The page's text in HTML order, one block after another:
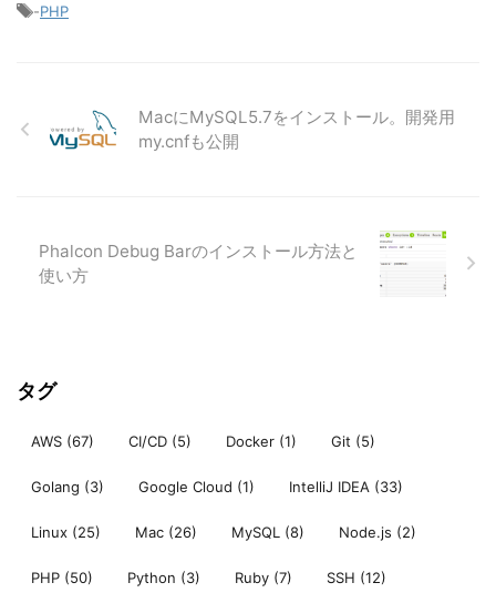
-PHP
MacにMySQL5.7をインストール。開発用
my.cnfも公開
Phalcon Debug Barのインストール方法と
使い方
タグ
AWS (67) CI/CD (5) Docker (1) Git (5)
Golang (3) Google Cloud (1) IntelliJ IDEA (33)
Linux (25) Mac (26) MySQL (8) Node.js (2)
PHP (50) Python (3) Ruby (7) SSH (12)